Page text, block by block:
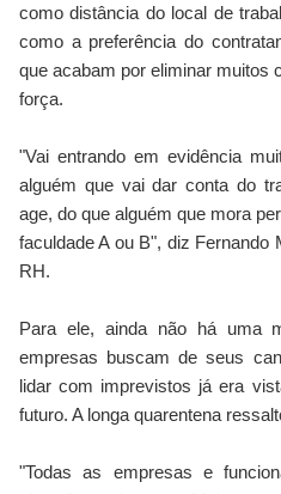
como distância do local de
como a preferência do
que acabam por eliminar muitos
força.
"Vai entrando em evidência
alguém que vai dar conta do
age, do que alguém que mora
faculdade A ou B", diz Fernando
RH.
Para ele, ainda não há uma
empresas buscam de seus
lidar com imprevistos já era
futuro. A longa quarentena
"Todas as empresas e